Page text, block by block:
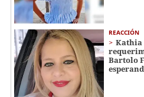
REACCIÓN
Kathia
Bartolo